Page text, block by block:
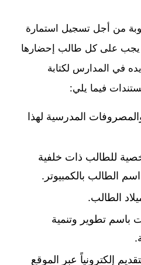
من أجل تسجيل استمارة
يجب على كل طالب إحضارها
في المدارس لكتابة
فيما يلي:
المدرسية لهذا
للطالب ذات خلفية
الطالب بالكمبيوتر.
الطالب.
10 جنيهات باسم تطوير وتنمية
إلكترونياً عبر الموقع